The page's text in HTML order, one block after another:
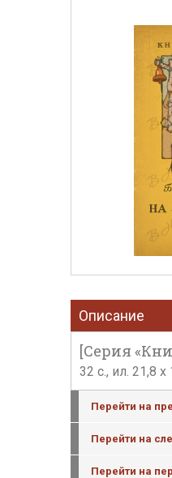
Описание
[Серия
32 с., ил. 21,8
Перейти на
Перейти на
Перейти на